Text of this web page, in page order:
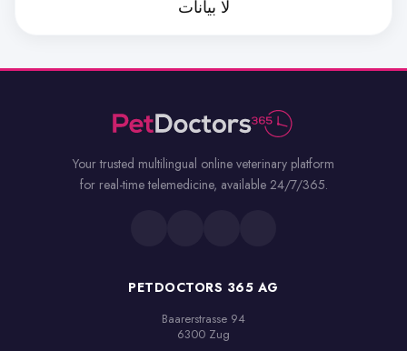
لا بيانات
Your trusted multilingual online veterinary platform
for real-time telemedicine, available 24/7/365.
PETDOCTORS 365 AG
Baarerstrasse 94
6300 Zug